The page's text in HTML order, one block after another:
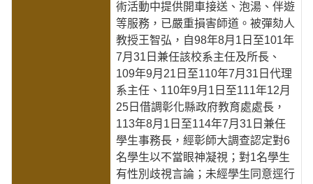
術活動中提供開車接送、泡湯、伴遊
等服務，已嚴重損害師道。被彈劾人
教授王智弘，自98年8月1日至101年
7月31日兼任該校系主任及所長、
109年9月21日至110年7月31日代理
系主任、110年9月1日至111年12月
25日借調彰化縣政府教育處處長，
113年8月1日至114年7月31日兼任
學生事務長，經彰師大調查認定對6
名學生以不當眼神凝視；對1名學生
有性別歧視言論；未經學生同意逕行